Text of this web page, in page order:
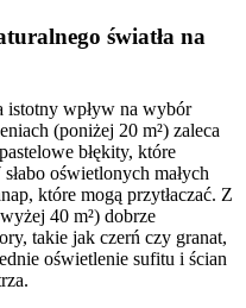
światła na
istotny wpływ na wybór
(poniżej 20 m²) zaleca
błękity, które
oświetlonych małych
które mogą przytłaczać. Z
40 m²) dobrze
takie jak czerń czy granat,
oświetlenie sufitu i ścian